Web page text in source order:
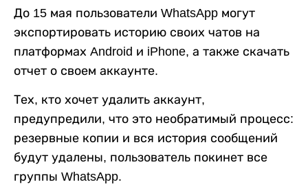
До 15 мая пользователи WhatsApp могут
экспортировать историю своих чатов на
платформах Android и iPhone, а также скачать
отчет о своем аккаунте.
Тех, кто хочет удалить аккаунт,
предупредили, что это необратимый процесс:
резервные копии и вся история сообщений
будут удалены, пользователь покинет все
группы WhatsApp.